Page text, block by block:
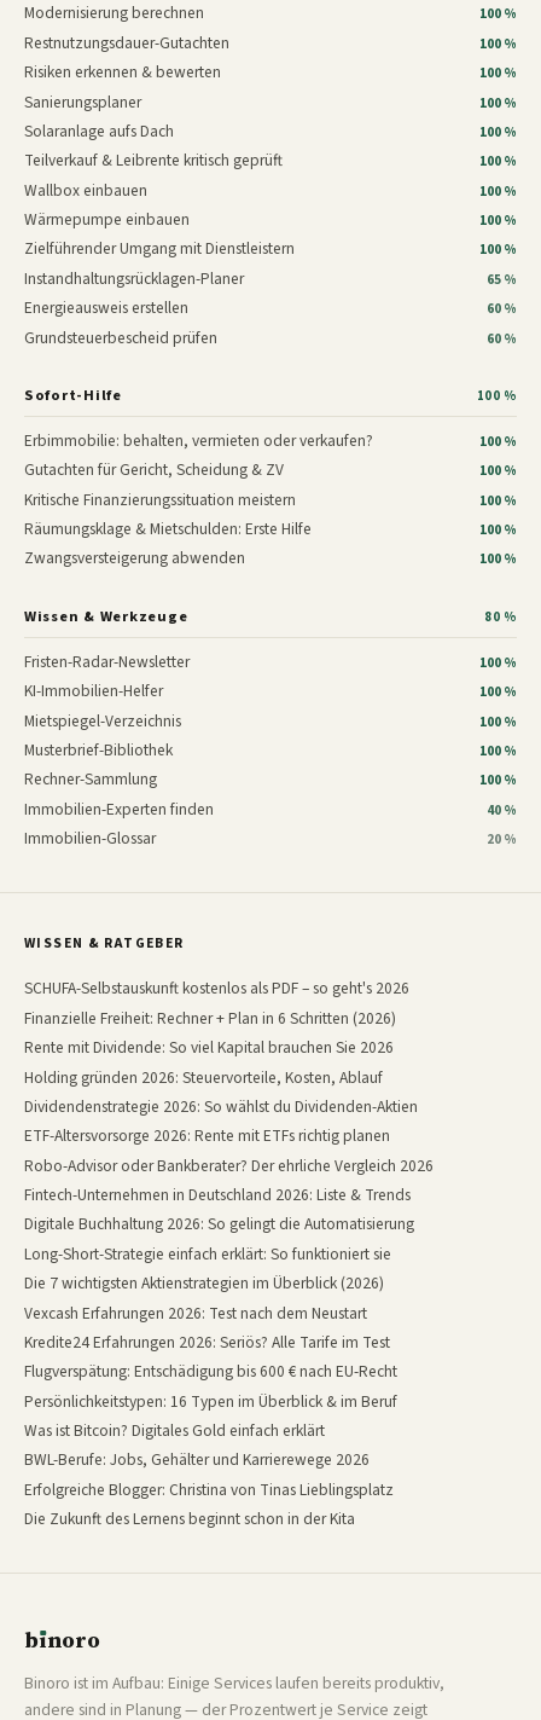
Modernisierung berechnen 100 %
Restnutzungsdauer-Gutachten 100 %
Risiken erkennen & bewerten 100 %
Sanierungsplaner 100 %
Solaranlage aufs Dach 100 %
Teilverkauf & Leibrente kritisch geprüft 100 %
Wallbox einbauen 100 %
Wärmepumpe einbauen 100 %
Zielführender Umgang mit Dienstleistern 100 %
Instandhaltungsrücklagen-Planer 65 %
Energieausweis erstellen 60 %
Grundsteuerbescheid prüfen 60 %
Sofort-Hilfe 100 %
Erbimmobilie: behalten, vermieten oder verkaufen? 100 %
Gutachten für Gericht, Scheidung & ZV 100 %
Kritische Finanzierungssituation meistern 100 %
Räumungsklage & Mietschulden: Erste Hilfe 100 %
Zwangsversteigerung abwenden 100 %
Wissen & Werkzeuge 80 %
Fristen-Radar-Newsletter 100 %
KI-Immobilien-Helfer 100 %
Mietspiegel-Verzeichnis 100 %
Musterbrief-Bibliothek 100 %
Rechner-Sammlung 100 %
Immobilien-Experten finden 40 %
Immobilien-Glossar 20 %
WISSEN & RATGEBER
SCHUFA-Selbstauskunft kostenlos als PDF – so geht's 2026
Finanzielle Freiheit: Rechner + Plan in 6 Schritten (2026)
Rente mit Dividende: So viel Kapital brauchen Sie 2026
Holding gründen 2026: Steuervorteile, Kosten, Ablauf
Dividendenstrategie 2026: So wählst du Dividenden-Aktien
ETF-Altersvorsorge 2026: Rente mit ETFs richtig planen
Robo-Advisor oder Bankberater? Der ehrliche Vergleich 2026
Fintech-Unternehmen in Deutschland 2026: Liste & Trends
Digitale Buchhaltung 2026: So gelingt die Automatisierung
Long-Short-Strategie einfach erklärt: So funktioniert sie
Die 7 wichtigsten Aktienstrategien im Überblick (2026)
Vexcash Erfahrungen 2026: Test nach dem Neustart
Kredite24 Erfahrungen 2026: Seriös? Alle Tarife im Test
Flugverspätung: Entschädigung bis 600 € nach EU-Recht
Persönlichkeitstypen: 16 Typen im Überblick & im Beruf
Was ist Bitcoin? Digitales Gold einfach erklärt
BWL-Berufe: Jobs, Gehälter und Karrierewege 2026
Erfolgreiche Blogger: Christina von Tinas Lieblingsplatz
Die Zukunft des Lernens beginnt schon in der Kita
bınoro
Binoro ist im Aufbau: Einige Services laufen bereits produktiv,
andere sind in Planung — der Prozentwert je Service zeigt